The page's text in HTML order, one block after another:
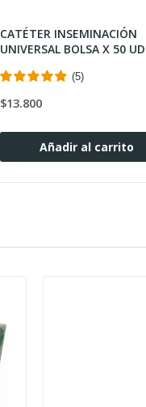
CATÉTER INSEMINACIÓN
UNIVERSAL BOLSA X 50 UD
(5)
$13.800
Añadir al carrito